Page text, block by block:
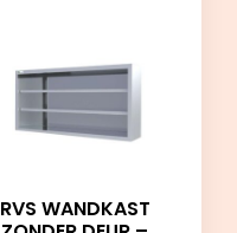
RVS WANDKAST